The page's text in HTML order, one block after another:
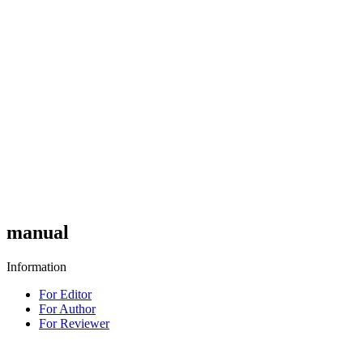
manual
Information
For Editor
For Author
For Reviewer